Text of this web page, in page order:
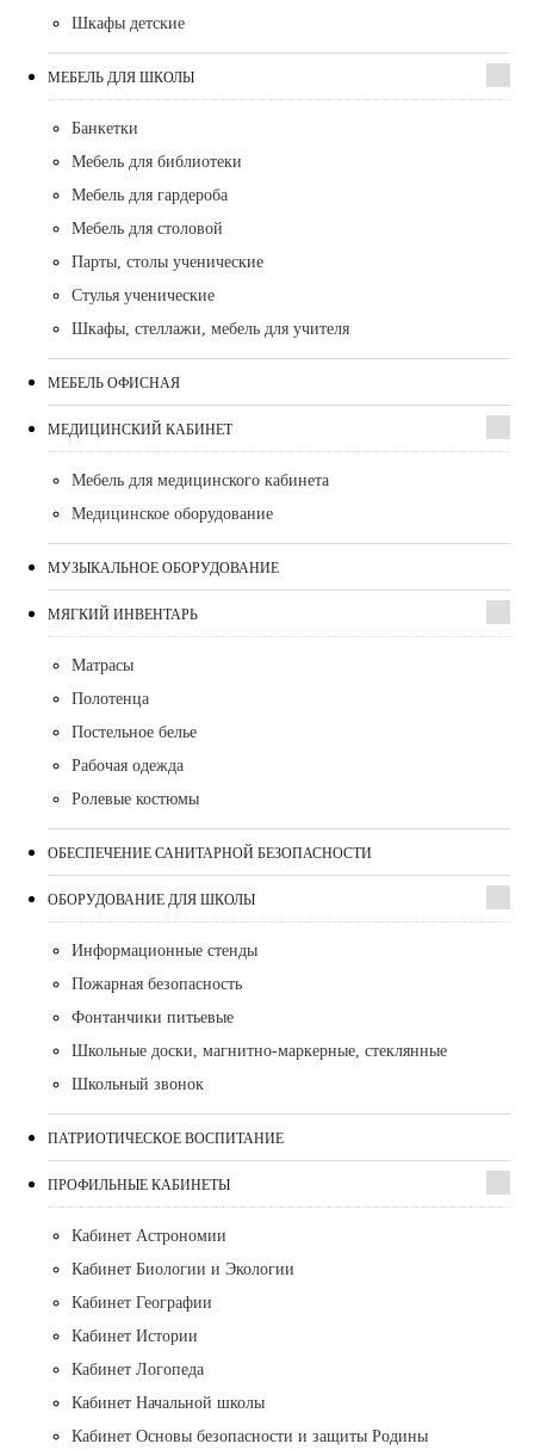
Шкафы детские
МЕБЕЛЬ ДЛЯ ШКОЛЫ
Банкетки
Мебель для библиотеки
Мебель для гардероба
Мебель для столовой
Парты, столы ученические
Стулья ученические
Шкафы, стеллажи, мебель для учителя
МЕБЕЛЬ ОФИСНАЯ
МЕДИЦИНСКИЙ КАБИНЕТ
Мебель для медицинского кабинета
Медицинское оборудование
МУЗЫКАЛЬНОЕ ОБОРУДОВАНИЕ
МЯГКИЙ ИНВЕНТАРЬ
Матрасы
Полотенца
Постельное белье
Рабочая одежда
Ролевые костюмы
ОБЕСПЕЧЕНИЕ САНИТАРНОЙ БЕЗОПАСНОСТИ
ОБОРУДОВАНИЕ ДЛЯ ШКОЛЫ
Информационные стенды
Пожарная безопасность
Фонтанчики питьевые
Школьные доски, магнитно-маркерные, стеклянные
Школьный звонок
ПАТРИОТИЧЕСКОЕ ВОСПИТАНИЕ
ПРОФИЛЬНЫЕ КАБИНЕТЫ
Кабинет Астрономии
Кабинет Биологии и Экологии
Кабинет Географии
Кабинет Истории
Кабинет Логопеда
Кабинет Начальной школы
Кабинет Основы безопасности и защиты Родины